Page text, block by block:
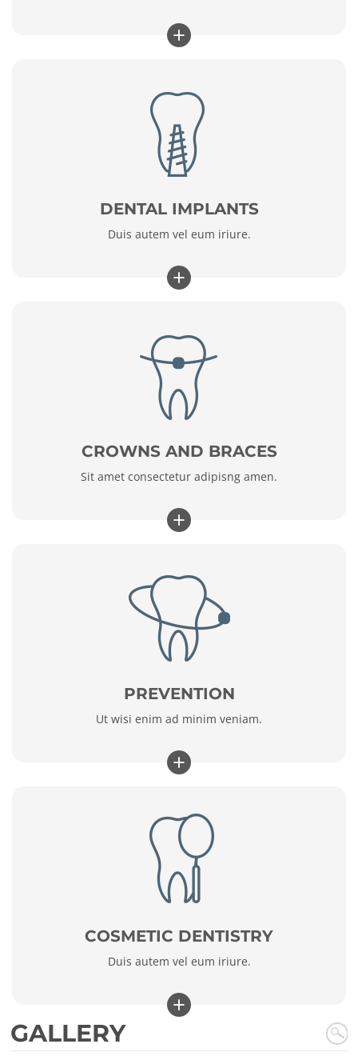
+
DENTAL IMPLANTS
Duis autem vel eum iriure.
+
CROWNS AND BRACES
Sit amet consectetur adipisng amen.
+
PREVENTION
Ut wisi enim ad minim veniam.
+
COSMETIC DENTISTRY
Duis autem vel eum iriure.
+
GALLERY